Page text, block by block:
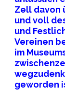
Zell davon
und voll
und
Vereinen
im
geworden